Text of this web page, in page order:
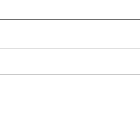
1st: 12 Wall
Clean 6